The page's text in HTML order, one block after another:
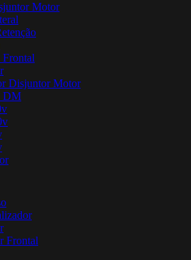
Motor
Frontal
Disjuntor Motor
DM
Frontal